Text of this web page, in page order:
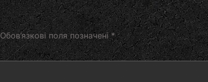
Обов’язкові поля позначені*